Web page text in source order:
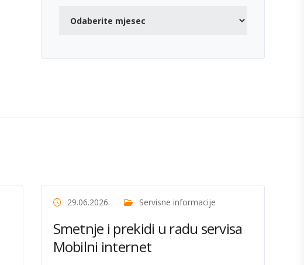
29.06.2026. Servisne informacije
Smetnje i prekidi u radu servisa
Mobilni internet